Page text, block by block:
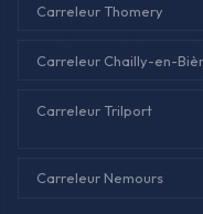
Carreleur Thomery
Carreleur Chailly-en-
Carreleur Trilport
Carreleur Nemours